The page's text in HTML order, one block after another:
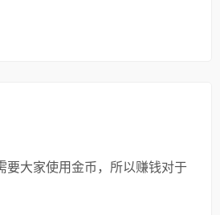
大家使用金币，所以赚钱对于